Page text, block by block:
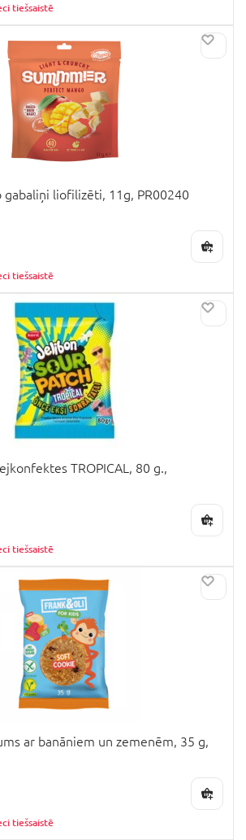
tiešsaistē
gabaliņi liofilizēti, 11g, PR00240
tiešsaistē
TROPICAL, 80 g.,
tiešsaistē
ar banāniem un zemenēm, 35 g,
tiešsaistē